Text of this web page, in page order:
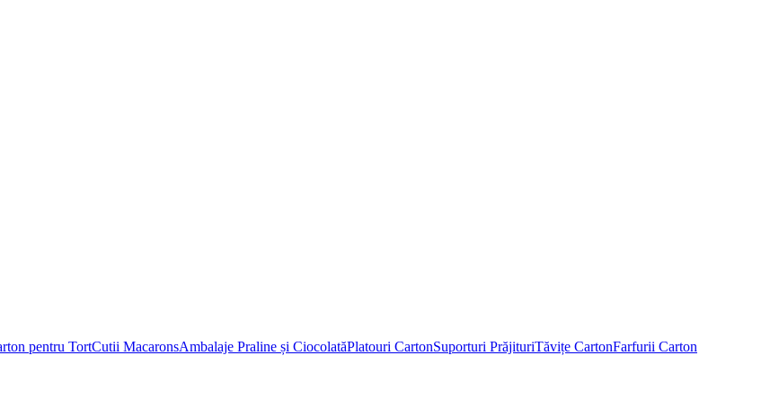
pentru TortCutii MacaronsAmbalaje Praline și CiocolatăPlatouri CartonSuporturi PrăjituriTăvițe CartonFarfurii Carton